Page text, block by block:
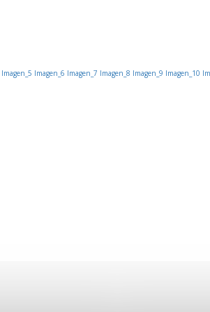
Imagen_5 Imagen_6 Imagen_7 Imagen_8 Imagen_9 Imagen_10